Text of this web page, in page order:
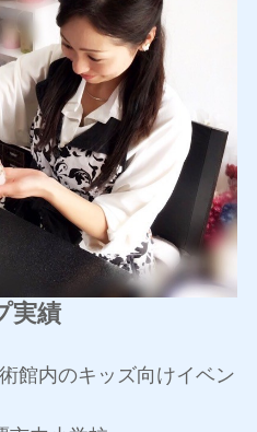
実績
館内のキッズ向けイベン